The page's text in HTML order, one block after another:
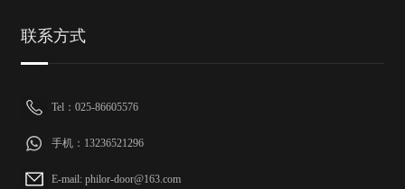
联系方式
Tel：025-86605576
手机：13236521296
E-mail: philor-door@163.com